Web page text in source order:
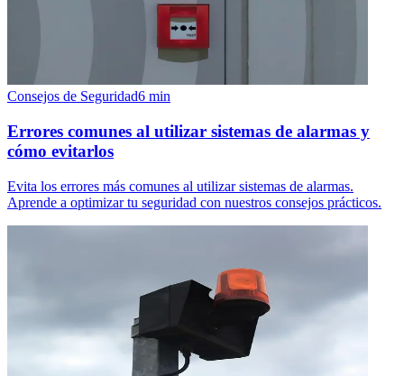
Consejos de Seguridad6 min
Errores comunes al utilizar sistemas de alarmas y
cómo evitarlos
Evita los errores más comunes al utilizar sistemas de alarmas.
Aprende a optimizar tu seguridad con nuestros consejos prácticos.